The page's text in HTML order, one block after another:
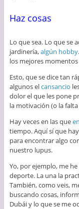
Haz cosas
Lo que sea. Lo que se
jardinería,algún hobby
los mejores
Esto, que se dice tan
algunos elcansancio
dolor el que les pone
la motivación (o la falta
Hay veces en las que
tiempo. Aquí sí que
para encontrar algo
nuestro lupus.
Yo, por ejemplo, me
deporte. La una la
También, como veis,
buscando cosas,
Dubái y lo que se me